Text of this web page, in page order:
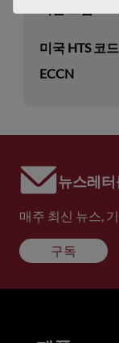
미국 HTS 코드
ECCN
뉴스레
매주 최신 뉴스,
구독